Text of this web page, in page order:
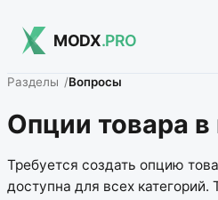
MODX.PRO
Разделы Вопросы
Опции товара
Требуется создать опцию
доступна для всех категорий.